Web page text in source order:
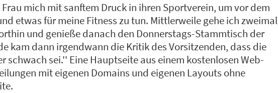
mich mit sanftem Druck in ihren Sportverein, um vor dem
etwas für meine Fitness zu tun. Mittlerweile gehe ich zweimal
und genieße danach den Donnerstags-Stammtisch der
kam dann irgendwann die Kritik des Vorsitzenden, dass die
schwach sei.'' Eine Hauptseite aus einem kostenlosen Web-
mit eigenen Domains und eigenen Layouts ohne